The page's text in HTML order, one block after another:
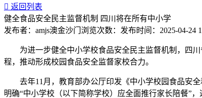
 返回列表
健全食品安全民主监督机制 四川将在所有中小学
发布者： amjs澳金沙门 浏览次数： 发布时间： 2025-04-24
为进一步健全中小学校食品安全民主监督机制，四川
程，推动形成校园食品安全监督家校合力。
去年11月，教育部办公厅印发《中小学校园食品安全
明确“中小学校（以下简称学校）应全面推行家长陪餐”